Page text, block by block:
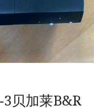
贝加莱B&R